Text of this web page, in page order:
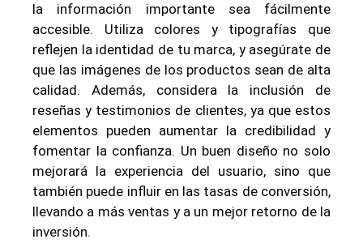
la información importante sea fácilmente
accesible. Utiliza colores y tipografías que
reflejen la identidad de tu marca, y asegúrate de
que las imágenes de los productos sean de alta
calidad. Además, considera la inclusión de
reseñas y testimonios de clientes, ya que estos
elementos pueden aumentar la credibilidad y
fomentar la confianza. Un buen diseño no solo
mejorará la experiencia del usuario, sino que
también puede influir en las tasas de conversión,
llevando a más ventas y a un mejor retorno de la
inversión.